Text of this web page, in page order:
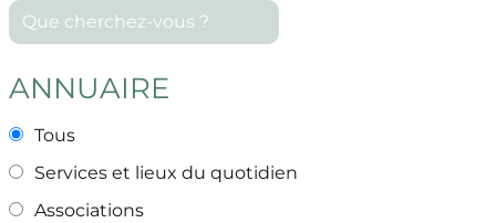
Que
cherchez-
?
ANNUAIRE
Tous
Services et lieux du quotidien
Associations